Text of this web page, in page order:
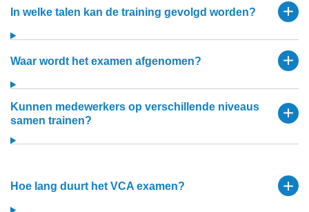
In welke talen kan de training gevolgd worden?
Waar wordt het examen afgenomen?
Kunnen medewerkers op verschillende niveaus
samen trainen?
Hoe lang duurt het VCA examen?